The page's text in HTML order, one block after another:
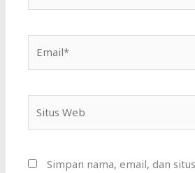
Web
Simpan nama, email, dan